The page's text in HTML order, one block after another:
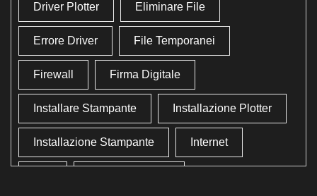
Driver Plotter Eliminare File
Errore Driver File Temporanei
Firewall Firma Digitale
Installare Stampante Installazione Plotter
Installazione Stampante Internet